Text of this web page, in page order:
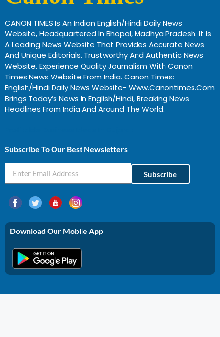
CANON TIMES Is An Indian English/Hindi Daily News
Website, Headquartered In Bhopal, Madhya Pradesh. It Is
A Leading News Website That Provides Accurate News
And Unique Editorials. Trustworthy And Authentic News
Website. Experience Quality Journalism With Canon
Times News Website From India. Canon Times:
English/Hindi Daily News Website- Www.canontimes.com
Brings Today’s News In English/Hindi, Breaking News
Headlines From India And Around The World.
Subscribe To Our Best Newsletters
Subscribe
Download Our Mobile App